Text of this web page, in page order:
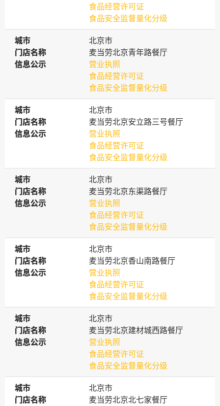
食品经营许可证
食品安全监督量化分级
城市
城市
北京市
门店名称
门店名称
麦当劳北京青年路餐厅
信息公示
信息公示
营业执照
食品经营许可证
食品安全监督量化分级
城市
城市
北京市
门店名称
门店名称
麦当劳北京安立路三号餐厅
信息公示
信息公示
营业执照
食品经营许可证
食品安全监督量化分级
城市
城市
北京市
门店名称
门店名称
麦当劳北京东渠路餐厅
信息公示
信息公示
营业执照
食品经营许可证
食品安全监督量化分级
城市
城市
北京市
门店名称
门店名称
麦当劳北京香山南路餐厅
信息公示
信息公示
营业执照
食品经营许可证
食品安全监督量化分级
城市
城市
北京市
门店名称
门店名称
麦当劳北京建材城西路餐厅
信息公示
信息公示
营业执照
食品经营许可证
食品安全监督量化分级
城市
城市
北京市
门店名称
门店名称
麦当劳北京北七家餐厅